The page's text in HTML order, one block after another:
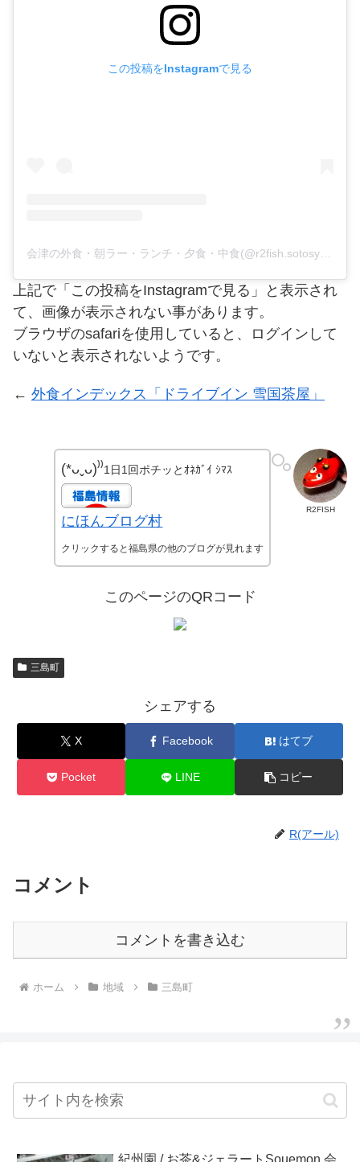
この投稿をInstagramで見る
上記で「この投稿をInstagramで見る」と表示され
て、画像が表示されない事があります。
ブラウザのsafariを使用していると、ログインして
いないと表示されないようです。
← 外食インデックス「ドライブイン 雪国茶屋」
R2FISH
(*ᴗˬᴗ)⁾⁾1日1回ポチッとｵﾈｶﾞｲ ｼﾏｽ
にほんブログ村
クリックすると福島県の他のブログが見れます
このページのQRコード
三島町
シェアする
X Facebook はてブ
Pocket LINE コピー
R(アール)
コメント
コメントを書き込む
ホーム 地域 三島町